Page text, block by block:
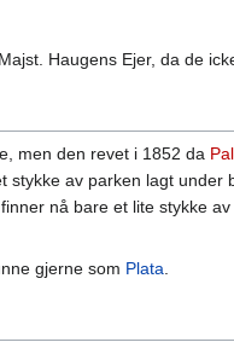
Haugens Ejer, da de
men den revet i 1852 da
stykke av parken lagt
nå bare et lite stykke
gjerne som Plata